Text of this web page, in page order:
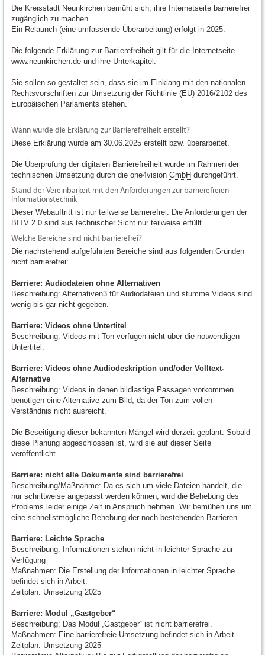
Die Kreisstadt Neunkirchen bemüht sich, ihre Internetseite barrierefrei
zugänglich zu machen.
Ein Relaunch (eine umfassende Überarbeitung) erfolgt in 2025.
Die folgende Erklärung zur Barrierefreiheit gilt für die Internetseite
www.neunkirchen.de und ihre Unterkapitel.
Sie sollen so gestaltet sein, dass sie im Einklang mit den nationalen
Rechtsvorschriften zur Umsetzung der Richtlinie (EU) 2016/2102 des
Europäischen Parlaments stehen.
Wann wurde die Erklärung zur Barrierefreiheit erstellt?
Diese Erklärung wurde am 30.06.2025 erstellt bzw. überarbeitet.
Die Überprüfung der digitalen Barrierefreiheit wurde im Rahmen der
technischen Umsetzung durch die one4vision GmbH durchgeführt.
Stand der Vereinbarkeit mit den Anforderungen zur barrierefreien
Informationstechnik
Dieser Webauftritt ist nur teilweise barrierefrei. Die Anforderungen der
BITV 2.0 sind aus technischer Sicht nur teilweise erfüllt.
Welche Bereiche sind nicht barrierefrei?
Die nachstehend aufgeführten Bereiche sind aus folgenden Gründen
nicht barrierefrei:
Barriere: Audiodateien ohne Alternativen
Beschreibung: Alternativen3 für Audiodateien und stumme Videos sind
wenig bis gar nicht gegeben.
Barriere: Videos ohne Untertitel
Beschreibung: Videos mit Ton verfügen nicht über die notwendigen
Untertitel.
Barriere: Videos ohne Audiodeskription und/oder Volltext-
Alternative
Beschreibung: Videos in denen bildlastige Passagen vorkommen
benötigen eine Alternative zum Bild, da der Ton zum vollen
Verständnis nicht ausreicht.
Die Beseitigung dieser bekannten Mängel wird derzeit geplant. Sobald
diese Planung abgeschlossen ist, wird sie auf dieser Seite
veröffentlicht.
Barriere: nicht alle Dokumente sind barrierefrei
Beschreibung/Maßnahme: Da es sich um viele Dateien handelt, die
nur schrittweise angepasst werden können, wird die Behebung des
Problems leider einige Zeit in Anspruch nehmen. Wir bemühen uns um
eine schnellstmögliche Behebung der noch bestehenden Barrieren.
Barriere: Leichte Sprache
Beschreibung: Informationen stehen nicht in leichter Sprache zur
Verfügung
Maßnahmen: Die Erstellung der Informationen in leichter Sprache
befindet sich in Arbeit.
Zeitplan: Umsetzung 2025
Barriere: Modul „Gastgeber“
Beschreibung: Das Modul „Gastgeber“ ist nicht barrierefrei.
Maßnahmen: Eine barrierefreie Umsetzung befindet sich in Arbeit.
Zeitplan: Umsetzung 2025